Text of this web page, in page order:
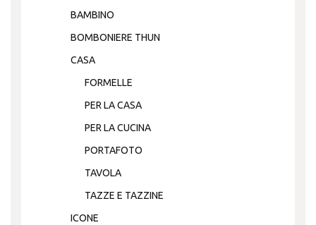
BAMBINO
BOMBONIERE THUN
CASA
FORMELLE
PER LA CASA
PER LA CUCINA
PORTAFOTO
TAVOLA
TAZZE E TAZZINE
ICONE